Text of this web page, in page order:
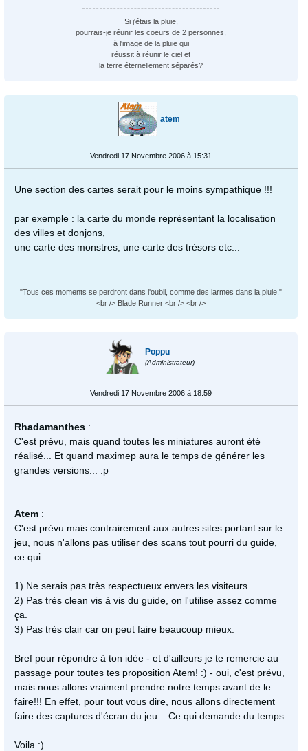
Si j'étais la pluie,
pourrais-je réunir les coeurs de 2 personnes,
à l'image de la pluie qui
réussit à réunir le ciel et
la terre éternellement séparés?
atem
Vendredi 17 Novembre 2006 à 15:31
Une section des cartes serait pour le moins sympathique !!!
par exemple : la carte du monde représentant la localisation
des villes et donjons,
une carte des monstres, une carte des trésors etc...
"Tous ces moments se perdront dans l'oubli, comme des larmes dans la pluie."
<br /> Blade Runner <br /> <br />
Poppu
(Administrateur)
Vendredi 17 Novembre 2006 à 18:59
Rhadamanthes :
C'est prévu, mais quand toutes les miniatures auront été
réalisé... Et quand maximep aura le temps de générer les
grandes versions... :p
Atem :
C'est prévu mais contrairement aux autres sites portant sur le
jeu, nous n'allons pas utiliser des scans tout pourri du guide,
ce qui
1) Ne serais pas très respectueux envers les visiteurs
2) Pas très clean vis à vis du guide, on l'utilise assez comme
ça.
3) Pas très clair car on peut faire beaucoup mieux.
Bref pour répondre à ton idée - et d'ailleurs je te remercie au
passage pour toutes tes proposition Atem! :) - oui, c'est prévu,
mais nous allons vraiment prendre notre temps avant de le
faire!!! En effet, pour tout vous dire, nous allons directement
faire des captures d'écran du jeu... Ce qui demande du temps.
Voila :)